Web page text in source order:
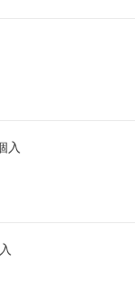
入